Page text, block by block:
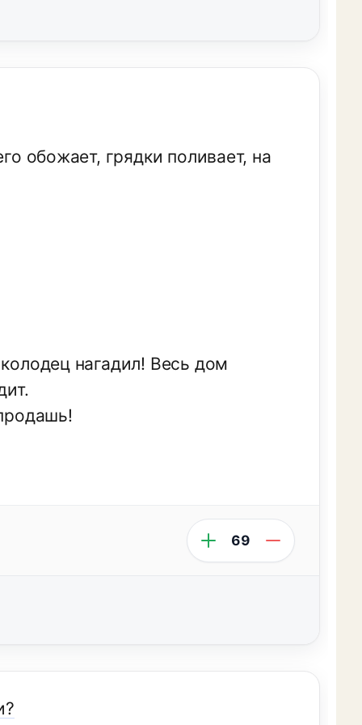
обожает, грядки поливает, на
нагадил! Весь дом
69